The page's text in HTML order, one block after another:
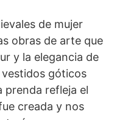
de mujer
obras de arte que
y la elegancia de
vestidos góticos
prenda refleja el
creada y nos